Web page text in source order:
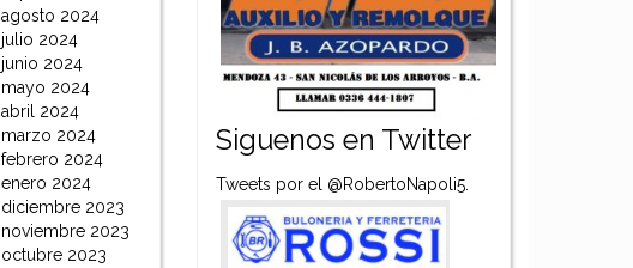
agosto 2024
julio 2024
junio 2024
mayo 2024
abril 2024
marzo 2024
febrero 2024
enero 2024
diciembre 2023
noviembre 2023
octubre 2023
Siguenos en Twitter
Tweets por el @RobertoNapoli5.